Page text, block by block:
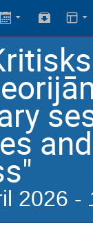
2026 -